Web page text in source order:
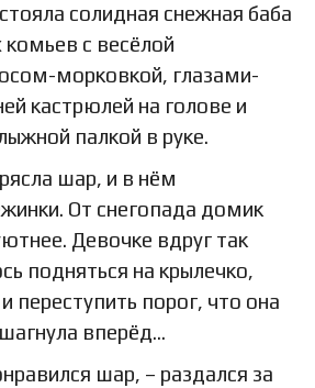
солидная снежная баба
с весёлой
морковкой, глазами-
кастрюлей на голове и
палкой в руке.
шар, и в нём
От снегопада домик
Девочке вдруг так
подняться на крылечко,
переступить порог, что она
вперёд…
шар, – раздался за